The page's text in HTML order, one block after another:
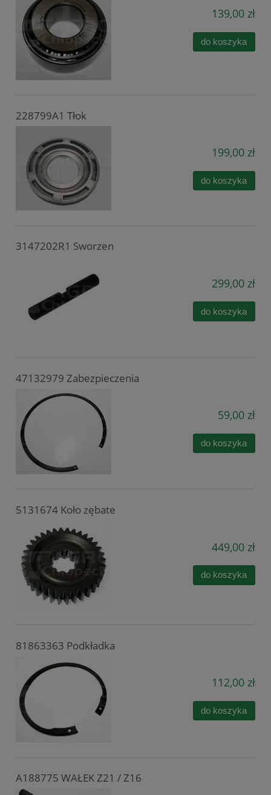
139,00 zł
do koszyka
228799A1 Tłok
199,00 zł
do koszyka
3147202R1 Sworzen
299,00 zł
do koszyka
47132979 Zabezpieczenia
59,00 zł
do koszyka
5131674 Koło zębate
449,00 zł
do koszyka
81863363 Podkładka
112,00 zł
do koszyka
A188775 WAŁEK Z21 / Z16